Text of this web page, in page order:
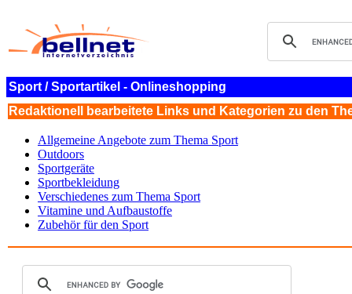
Sport / Sportartikel - Onlineshopping
Redaktionell bearbeitete Links und Kategorien zu den
Allgemeine Angebote zum Thema Sport
Outdoors
Sportgeräte
Sportbekleidung
Verschiedenes zum Thema Sport
Vitamine und Aufbaustoffe
Zubehör für den Sport